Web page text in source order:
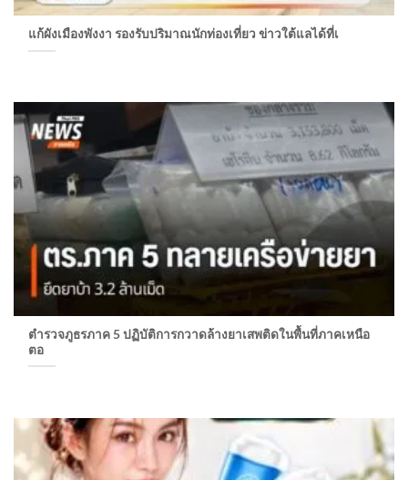
แก้ผังเมืองพังงา รองรับปริมาณนักท่องเที่ยว ข่าวใต้แลได้ที่เ
ตำรวจภูธรภาค 5 ปฏิบัติการกวาดล้างยาเสพติดในพื้นที่ภาคเหนือ
ตอ